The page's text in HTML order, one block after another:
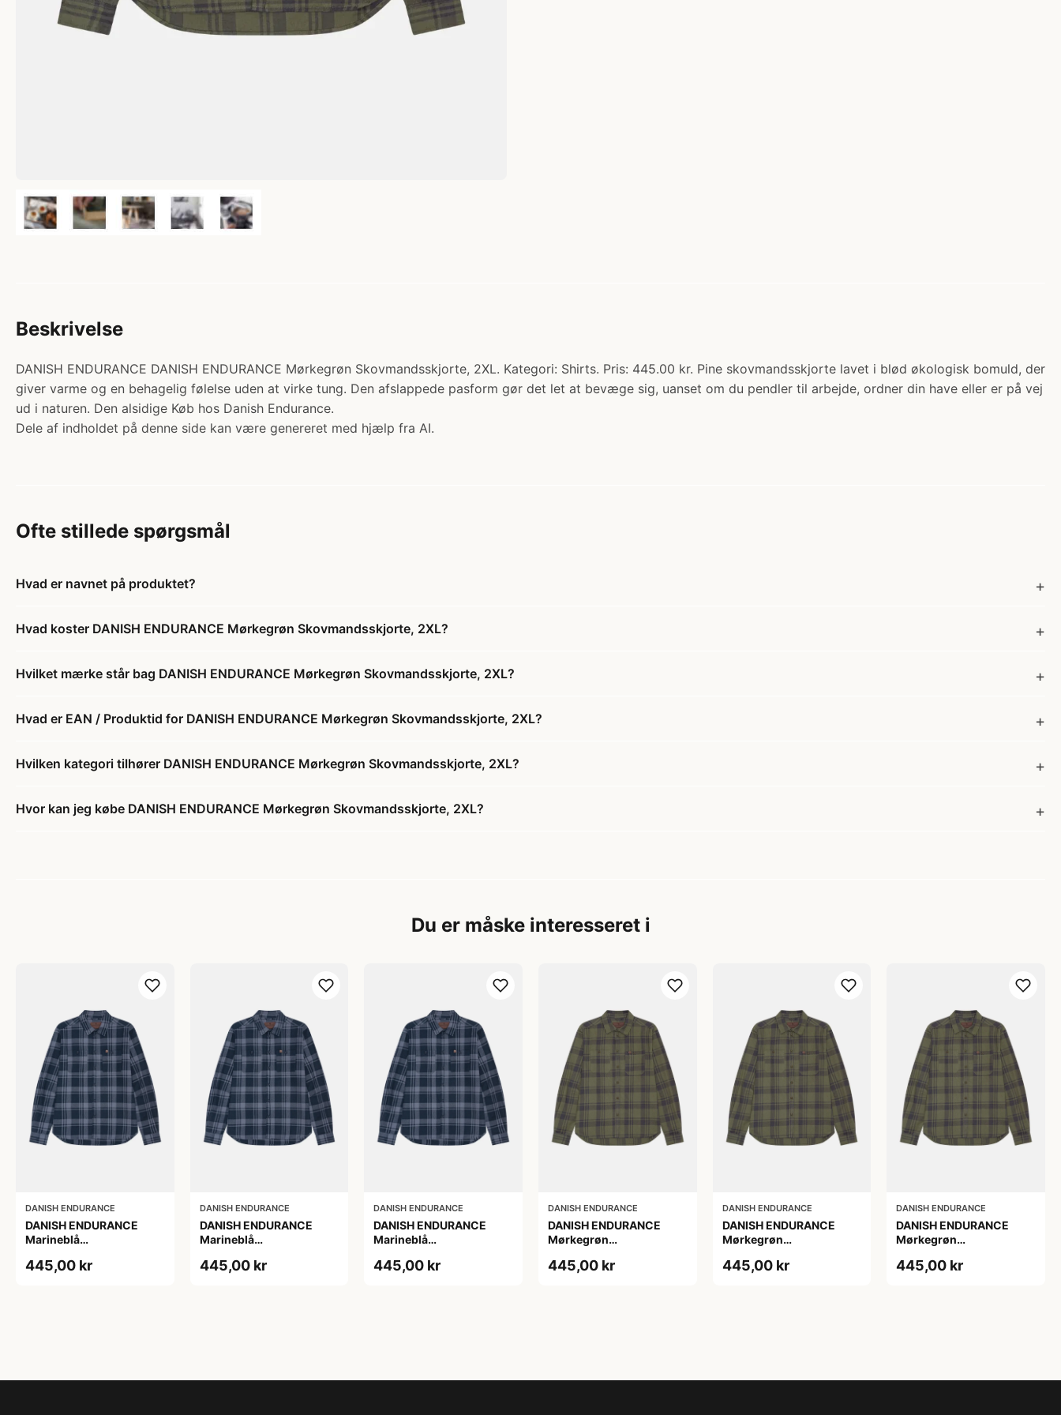
Beskrivelse
DANISH ENDURANCE DANISH ENDURANCE Mørkegrøn Skovmandsskjorte, 2XL. Kategori: Shirts. Pris: 445.00 kr. Pine skovmandsskjorte lavet i blød økologisk bomuld, der
giver varme og en behagelig følelse uden at virke tung. Den afslappede pasform gør det let at bevæge sig, uanset om du pendler til arbejde, ordner din have eller er på vej
ud i naturen. Den alsidige Køb hos Danish Endurance.
Dele af indholdet på denne side kan være genereret med hjælp fra AI.
Ofte stillede spørgsmål
Hvad er navnet på produktet?
Hvad koster DANISH ENDURANCE Mørkegrøn Skovmandsskjorte, 2XL?
Hvilket mærke står bag DANISH ENDURANCE Mørkegrøn Skovmandsskjorte, 2XL?
Hvad er EAN / Produktid for DANISH ENDURANCE Mørkegrøn Skovmandsskjorte, 2XL?
Hvilken kategori tilhører DANISH ENDURANCE Mørkegrøn Skovmandsskjorte, 2XL?
Hvor kan jeg købe DANISH ENDURANCE Mørkegrøn Skovmandsskjorte, 2XL?
Du er måske interesseret i
DANISH ENDURANCE
DANISH ENDURANCE
Marineblå
445,00 kr
DANISH ENDURANCE
DANISH ENDURANCE
Marineblå
445,00 kr
DANISH ENDURANCE
DANISH ENDURANCE
Marineblå
445,00 kr
DANISH ENDURANCE
DANISH ENDURANCE
Mørkegrøn
445,00 kr
DANISH ENDURANCE
DANISH ENDURANCE
Mørkegrøn
445,00 kr
DANISH ENDURANCE
DANISH ENDURANCE
Mørkegrøn
445,00 kr